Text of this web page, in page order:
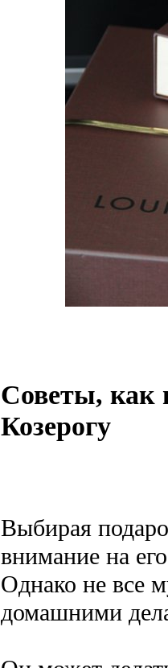
Советы, как
Козерогу
Выбирая
внимание на
Однако не все
домашними